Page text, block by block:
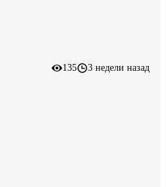
135 3 недели назад